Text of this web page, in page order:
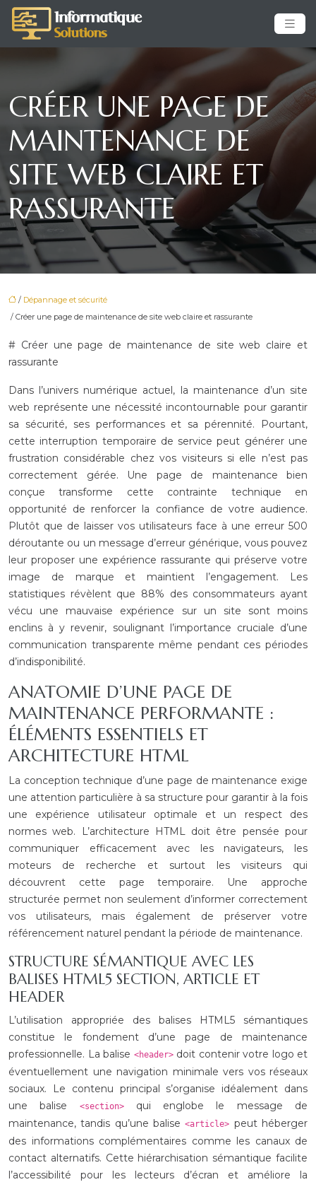
CRÉER UNE PAGE DE
MAINTENANCE DE
SITE WEB CLAIRE ET
RASSURANTE
/ Dépannage et sécurité
/ Créer une page de maintenance de site web claire et rassurante
# Créer une page de maintenance de site web claire et
rassurante
Dans l’univers numérique actuel, la maintenance d’un site
web représente une nécessité incontournable pour garantir
sa sécurité, ses performances et sa pérennité. Pourtant,
cette interruption temporaire de service peut générer une
frustration considérable chez vos visiteurs si elle n’est pas
correctement gérée. Une page de maintenance bien
conçue transforme cette contrainte technique en
opportunité de renforcer la confiance de votre audience.
Plutôt que de laisser vos utilisateurs face à une erreur 500
déroutante ou un message d’erreur générique, vous pouvez
leur proposer une expérience rassurante qui préserve votre
image de marque et maintient l’engagement. Les
statistiques révèlent que 88% des consommateurs ayant
vécu une mauvaise expérience sur un site sont moins
enclins à y revenir, soulignant l’importance cruciale d’une
communication transparente même pendant ces périodes
d’indisponibilité.
ANATOMIE D’UNE PAGE DE
MAINTENANCE PERFORMANTE :
ÉLÉMENTS ESSENTIELS ET
ARCHITECTURE HTML
La conception technique d’une page de maintenance exige
une attention particulière à sa structure pour garantir à la fois
une expérience utilisateur optimale et un respect des
normes web. L’architecture HTML doit être pensée pour
communiquer efficacement avec les navigateurs, les
moteurs de recherche et surtout les visiteurs qui
découvrent cette page temporaire. Une approche
structurée permet non seulement d’informer correctement
vos utilisateurs, mais également de préserver votre
référencement naturel pendant la période de maintenance.
STRUCTURE SÉMANTIQUE AVEC LES
BALISES HTML5 SECTION, ARTICLE ET
HEADER
L’utilisation appropriée des balises HTML5 sémantiques
constitue le fondement d’une page de maintenance
professionnelle. La balise <header>doit contenir votre logo et
éventuellement une navigation minimale vers vos réseaux
sociaux. Le contenu principal s’organise idéalement dans
une balise
<section>qui englobe le message de
maintenance, tandis qu’une balise<article> peut héberger
des informations complémentaires comme les canaux de
contact alternatifs. Cette hiérarchisation sémantique facilite
l’accessibilité pour les lecteurs d’écran et améliore la